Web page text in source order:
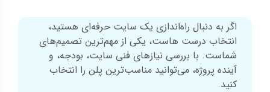
اگر به دنبال راه‌اندازی یک سایت حرفه‌ای هستید،
انتخاب درست هاست، یکی از مهم‌ترین تصمیم‌های
شماست. با بررسی نیازهای فنی سایت، بودجه، و
آینده پروژه، می‌توانید مناسب‌ترین پلن را انتخاب
کنید.